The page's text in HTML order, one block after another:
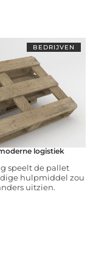
BEDRIJVEN
logistiek
speelt de pallet
hulpmiddel zou
uitzien.